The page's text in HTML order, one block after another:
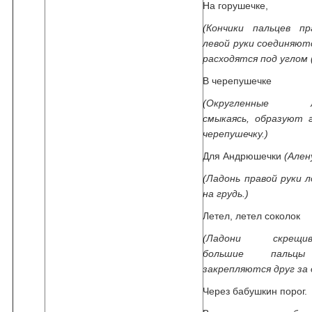
На горушечке,
(Кончики пальцев
левой руки
расходятся под углом
В черепушечке
(Округленные
смыкаясь, образуют
черепушечку.)
Для Андрюшечки
(Ладонь правой руки
на грудь.)
Летел, летел соколок
(Ладони
большие
закрепляются друг за
Через бабушкин порог.